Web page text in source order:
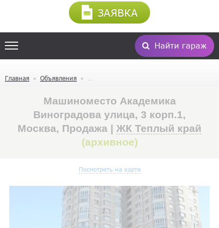
Найти гараж
ЗАЯВКА
Главная Объявления
Машиноместо Академика
Виноградова улица, 3 корп.1,
Москва, Продажа | ЖК Теплый край
(архивное)
Посмотреть на карте